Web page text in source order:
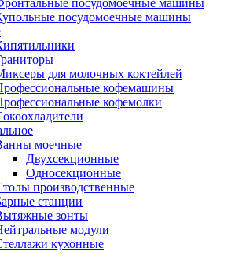
посудомоечные машины
для молочных коктейлей
кофемашины
кофемолки
моечные
Двухсекционные
Односекционные
производственные
станции
зонты
модули
кухонные